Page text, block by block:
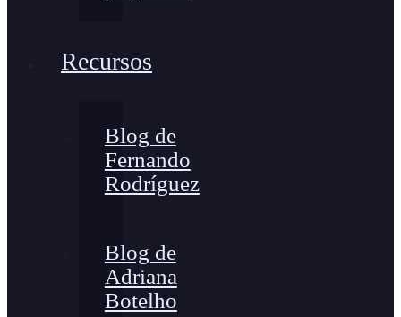
Recursos
Blog de
Fernando
Rodríguez
Blog de
Adriana
Botelho